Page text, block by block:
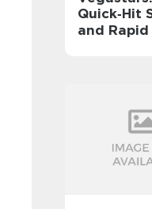
Quick‑Hit
and Rapid